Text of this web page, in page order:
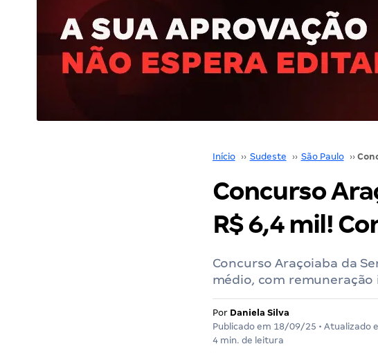
Início ›› Sudeste ›› São Paulo ››
Concurso
R$ 6,4 mil!
Concurso Araçoiaba da
médio, com remuneração
Por Daniela Silva
Publicado em 18/09/25 • Atualizado
4 min. de leitura